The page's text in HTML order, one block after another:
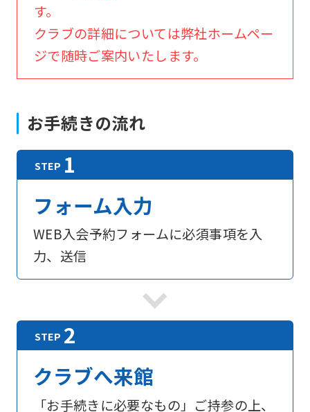
す。
クラブの詳細については弊社ホームペー
ジで随時ご案内いたします。
お手続きの流れ
フォーム入力
WEB入会予約フォームに必須事項を入
力、送信
クラブへ来館
「お手続きに必要なもの」ご持参の上、
For
foreigners
Central
official